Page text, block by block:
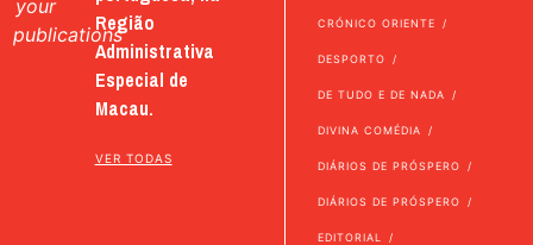
your
publicationsRegião
Administrativa
Especial de
Macau.
VER TODAS
CRÓNICO ORIENTE
DESPORTO
DE TUDO E DE NADA
DIVINA COMÉDIA
DIÁRIOS DE PRÓSPERO
DIÁRIOS DE PRÓSPERO
EDITORIAL